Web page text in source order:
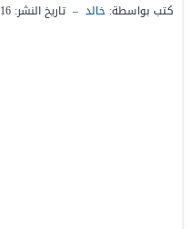
كتب بواسطة: خالد – تاريخ النشر: 16 ديسمبر 2025 - 2:11م